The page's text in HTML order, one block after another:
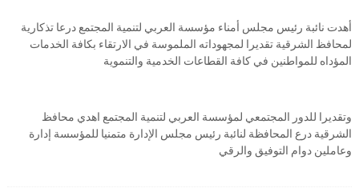
أهدت نائبة رئيس مجلس أمناء مؤسسة العربي لتنمية المجتمع درعا تذكارية
لمحافظ الشرقية تقديرا لمجهوداته الملموسة في الارتقاء بكافة الخدمات
المؤداه للمواطنين في كافة القطاعات الخدمية والتنموية
وتقديرا للدور المجتمعي لمؤسسة العربي لتنمية المجتمع اهدي محافظ
الشرقية درع المحافظة لنائبة رئيس مجلس الإدارة متمنيا للمؤسسة إدارة
وعاملين دوام التوفيق والرقي